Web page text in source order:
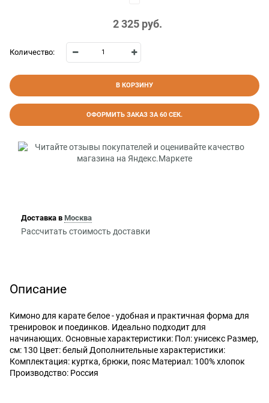
2 325 руб.
Количество:
В КОРЗИНУ
ОФОРМИТЬ ЗАКАЗ ЗА 60 СЕК.
Доставка в Москва
Рассчитать стоимость доставки
Описание
Кимоно для карате белое - удобная и практичная форма для
тренировок и поединков. Идеально подходит для
начинающих. Основные характеристики: Пол: унисекс Размер,
см: 130 Цвет: белый Дополнительные характеристики:
Комплектация: куртка, брюки, пояс Материал: 100% хлопок
Производство: Россия